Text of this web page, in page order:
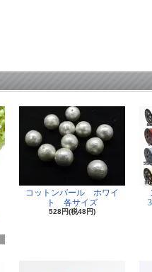
コットンパール ホワイ
ト 各サイズ
528円(税48円)